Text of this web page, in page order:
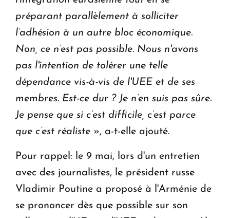
préparant parallèlement à solliciter
l’adhésion à un autre bloc économique.
Non, ce n’est pas possible. Nous n'avons
pas l'intention de tolérer une telle
dépendance vis-à-vis de l'UEE et de ses
membres. Est-ce dur ? Je n’en suis pas sûre.
Je pense que si c’est difficile, c’est parce
que c’est réaliste », a-t-elle ajouté.
Pour rappel: le 9 mai, lors d'un entretien
avec des journalistes, le président russe
Vladimir Poutine a proposé à l'Arménie de
se prononcer dès que possible sur son